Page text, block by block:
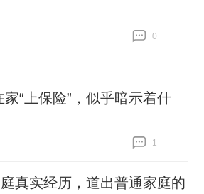
0
“上保险”，似乎暗示着什
1
真实经历，道出普通家庭的